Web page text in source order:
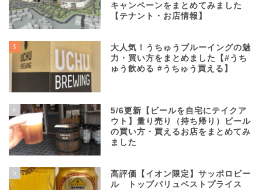
キャンペーンをまとめてみました
【テナント・お店情報】
3
大人気！うちゅうブルーイングの魅
力・買い方をまとめました【#うち
ゅう飲める #うちゅう買える】
4
5/6更新【ビールを自宅にテイクア
ウト】量り売り（持ち帰り）ビール
の買い方・買えるお店をまとめてみ
ました
5
高評価【イオン限定】サッポロビー
ル トップバリュベストプライス